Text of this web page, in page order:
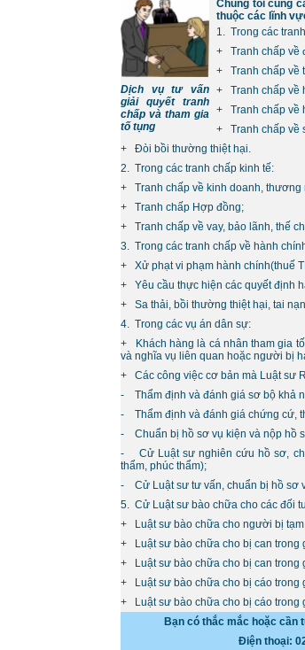
Dịch vụ tư vấn
giải quyết tranh
chấp và tham gia
tố tụng
Chúng tôi cung
thuộc các lĩnh
1. Trong các
+ Tranh chấp về
+ Tranh chấp về
+ Tranh chấp về
+ Tranh chấp về
+ Tranh chấp về
+ Đòi bồi thường thiệt hại.
2. Trong các tranh chấp kinh tế:
+ Tranh chấp về kinh doanh, thương
+ Tranh chấp Hợp đồng;
+ Tranh chấp về vay, bảo lãnh, thế
3. Trong các tranh chấp về hành
+ Xử phạt vi phạm hành chính(thuế
+ Yêu cầu thực hiện các quyết định
+ Sa thải, bồi thường thiệt hại, tai
4. Trong các vụ án dân sự:
+ Khách hàng là cá nhân tham gia
và nghĩa vụ liên quan hoặc người bị
+ Các công việc cơ bản mà Luật sư
- Thẩm định và đánh giá sơ bộ khả
- Thẩm định và đánh giá chứng cứ,
- Chuẩn bị hồ sơ vụ kiện và nộp hồ
- Cử Luật sư nghiên cứu hồ sơ,
thẩm, phúc thẩm);
- Cử Luật sư tư vấn, chuẩn bị hồ sơ
5. Cử Luật sư bào chữa cho các đối
+ Luật sư bào chữa cho người bị
+ Luật sư bào chữa cho bị can trong
+ Luật sư bào chữa cho bị can trong
+ Luật sư bào chữa cho bị cáo trong
+ Luật sư bào chữa cho bị cáo trong
Bạn có thắc mắc hoặc cần
Điện thoại: